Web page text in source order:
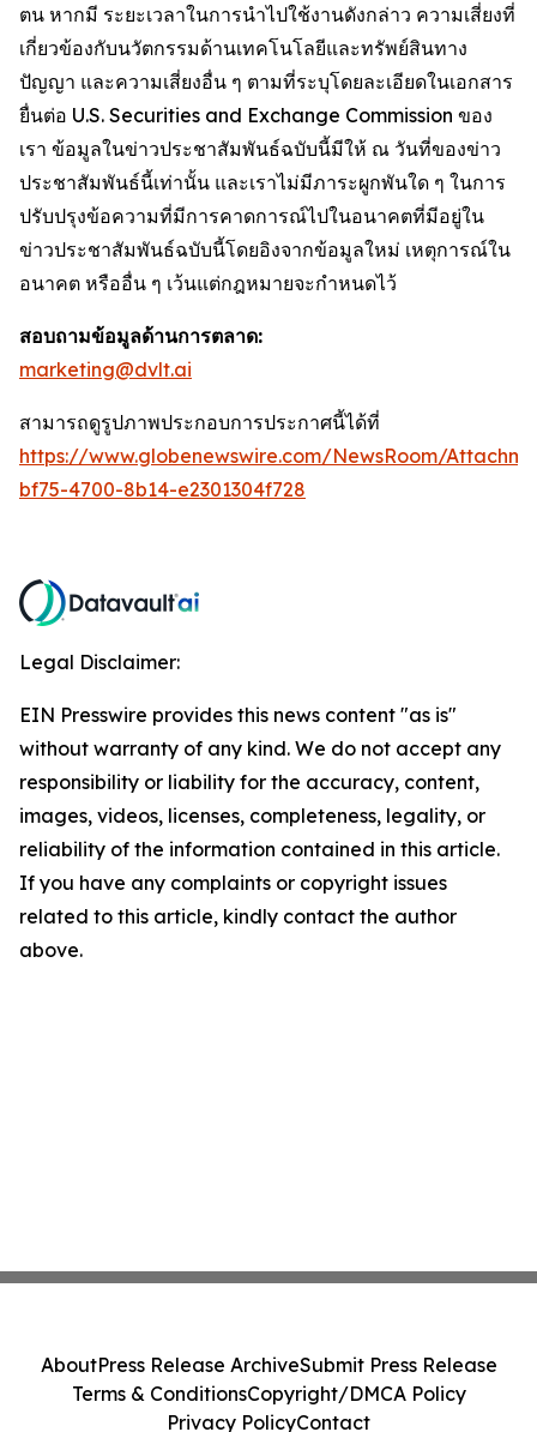
ตน หากมี ระยะเวลาในการนำไปใช้งานดังกล่าว ความเสี่ยงที่
เกี่ยวข้องกับนวัตกรรมด้านเทคโนโลยีและทรัพย์สินทาง
ปัญญา และความเสี่ยงอื่น ๆ ตามที่ระบุโดยละเอียดในเอกสาร
ยื่นต่อ U.S. Securities and Exchange Commission ของ
เรา ข้อมูลในข่าวประชาสัมพันธ์ฉบับนี้มีให้ ณ วันที่ของข่าว
ประชาสัมพันธ์นี้เท่านั้น และเราไม่มีภาระผูกพันใด ๆ ในการ
ปรับปรุงข้อความที่มีการคาดการณ์ไปในอนาคตที่มีอยู่ใน
ข่าวประชาสัมพันธ์ฉบับนี้โดยอิงจากข้อมูลใหม่ เหตุการณ์ใน
อนาคต หรืออื่น ๆ เว้นแต่กฎหมายจะกำหนดไว้
สอบถามข้อมูลด้านการตลาด:
marketing@dvlt.ai
สามารถดูรูปภาพประกอบการประกาศนี้ได้ที่
https://www.globenewswire.com/NewsRoom/
bf75-4700-8b14-e2301304f728
Legal Disclaimer:
EIN Presswire provides this news content "as is"
without warranty of any kind. We do not accept any
responsibility or liability for the accuracy, content,
images, videos, licenses, completeness, legality, or
reliability of the information contained in this article.
If you have any complaints or copyright issues
related to this article, kindly contact the author
above.
AboutPress Release ArchiveSubmit Press Release
Terms & ConditionsCopyright/DMCA Policy
Privacy PolicyContact